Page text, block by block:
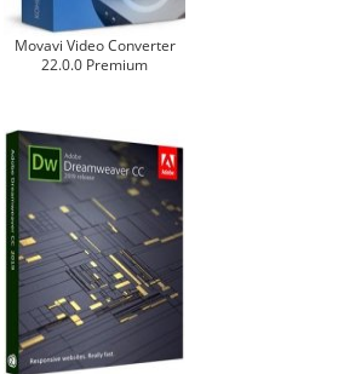
Movavi Video Converter
22.0.0 Premium